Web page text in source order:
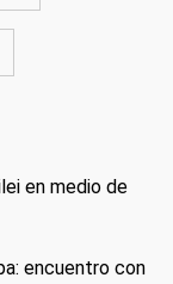
en medio de
encuentro con